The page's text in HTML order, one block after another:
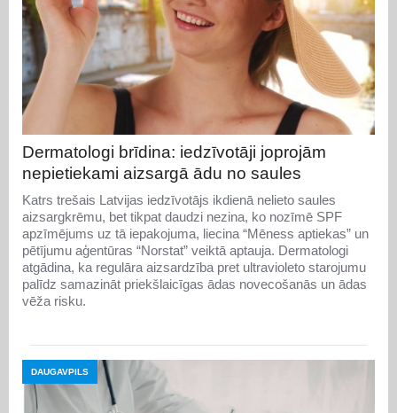
Dermatologi brīdina: iedzīvotāji joprojām
nepietiekami aizsargā ādu no saules
Katrs trešais Latvijas iedzīvotājs ikdienā nelieto saules
aizsargkrēmu, bet tikpat daudzi nezina, ko nozīmē SPF
apzīmējums uz tā iepakojuma, liecina “Mēness aptiekas” un
pētījumu aģentūras “Norstat” veiktā aptauja. Dermatologi
atgādina, ka regulāra aizsardzība pret ultravioleto starojumu
palīdz samazināt priekšlaicīgas ādas novecošanās un ādas
vēža risku.
DAUGAVPILS